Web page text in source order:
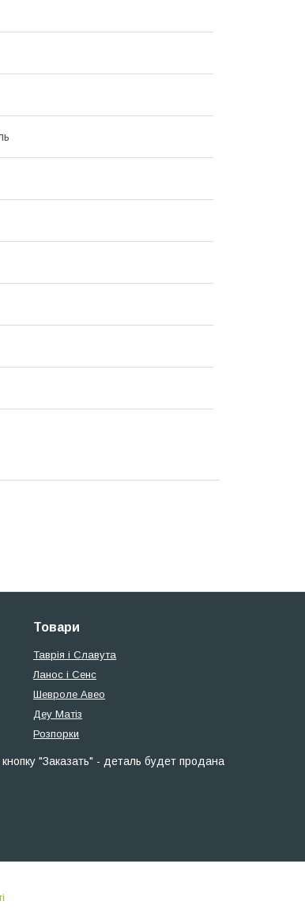
Товари
Таврія і Славута
Ланос і Сенс
Шевроле Авео
Деу Матіз
Розпорки
"Заказать" - деталь будет продана